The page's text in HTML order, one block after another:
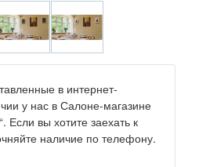
в интернет-
у нас в Салоне-магазине
Если вы хотите заехать к
наличие по телефону.